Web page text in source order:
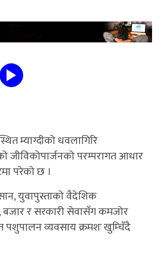
म्याग्दीको धवलागिरि
जीविकोपार्जनको परम्परागत आधार
परेको छ ।
युवापुस्ताको वैदेशिक
बजार र सरकारी सेवासँग कमजोर
व्यवसाय क्रमशः खुम्चिँदै